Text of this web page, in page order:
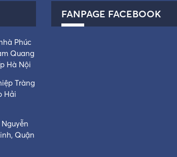
Phúc
Quang
Hà Nội
Tràng
Hải
Quận
FANPAGE FACEBOOK